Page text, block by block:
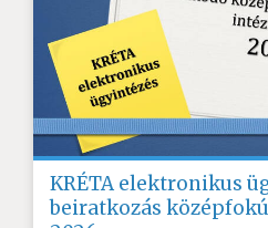
KRÉTA elektronikus
beiratkozás